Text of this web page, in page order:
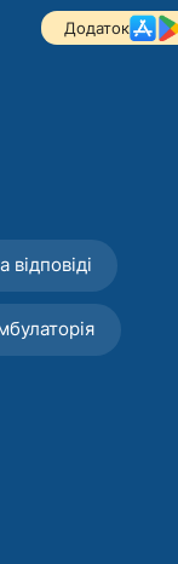
Додаток
відповіді